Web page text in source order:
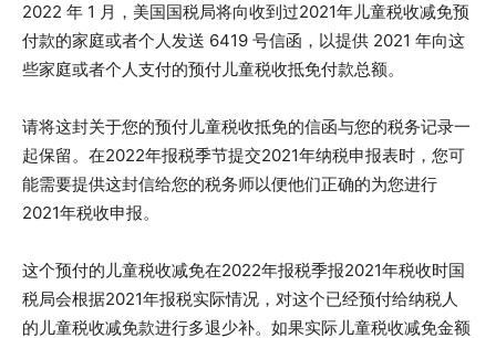
2022 年 1 月，美国国税局将向收到过2021年儿童税收减免预
付款的家庭或者个人发送 6419 号信函，以提供 2021 年向这
些家庭或者个人支付的预付儿童税收抵免付款总额。
请将这封关于您的预付儿童税收抵免的信函与您的税务记录一
起保留。在2022年报税季节提交2021年纳税申报表时，您可
能需要提供这封信给您的税务师以便他们正确的为您进行
2021年税收申报。
这个预付的儿童税收减免在2022年报税季报2021年税收时国
税局会根据2021年报税实际情况，对这个已经预付给纳税人
的儿童税收减免款进行多退少补。如果实际儿童税收减免金额